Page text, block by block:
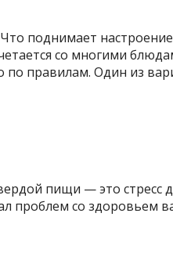
поднимает
со многими
по правилам. Один из
пищи — это стресс
проблем со здоровьем